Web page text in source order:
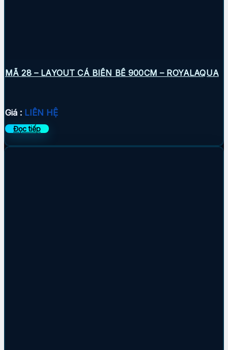
MÃ 28 – LAYOUT CÁ BIỂN BỂ 900CM – ROYALAQUA
Giá : LIÊN HỆ
Đọc tiếp